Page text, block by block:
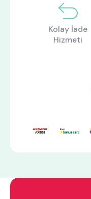
Kolay İade
Hizmeti